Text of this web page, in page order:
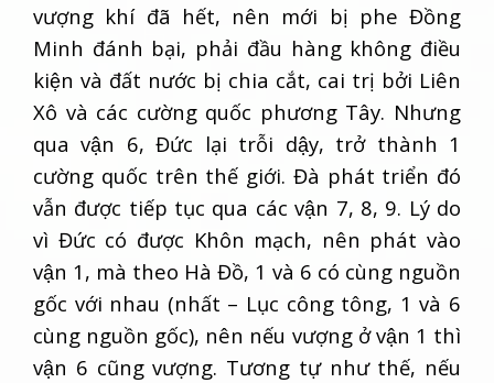
vượng khí đã hết, nên mới bị phe Đồng
Minh đánh bại, phải đầu hàng không điều
kiện và đất nước bị chia cắt, cai trị bởi Liên
Xô và các cường quốc phương Tây. Nhưng
qua vận 6, Đức lại trỗi dậy, trở thành 1
cường quốc trên thế giới. Đà phát triển đó
vẫn được tiếp tục qua các vận 7, 8, 9. Lý do
vì Đức có được Khôn mạch, nên phát vào
vận 1, mà theo Hà Đồ, 1 và 6 có cùng nguồn
gốc với nhau (nhất – Lục công tông, 1 và 6
cùng nguồn gốc), nên nếu vượng ở vận 1 thì
vận 6 cũng vượng. Tương tự như thế, nếu